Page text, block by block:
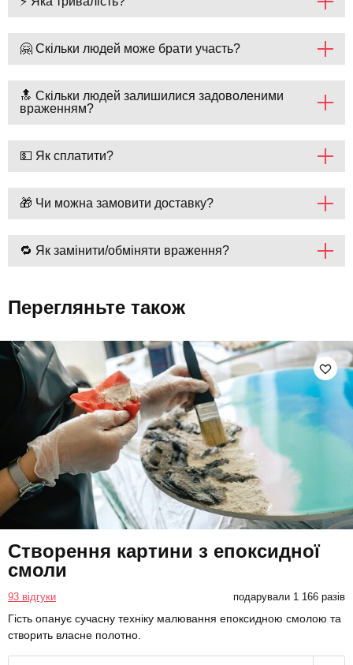
🤗 Скільки людей може брати участь?
🔝 Скільки людей залишилися задоволеними
враженням?
💵 Як сплатити?
🎁 Чи можна замовити доставку?
🔁 Як замінити/обміняти враження?
Перегляньте також
Створення картини з епоксидної
смоли
93 відгуки подарували 1 166 разів
Гість опанує сучасну техніку малювання епоксидною смолою та
створить власне полотно.